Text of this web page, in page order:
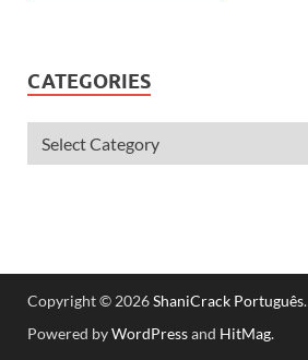
CATEGORIES
Copyright © 2026ShaniCrack Português.
Powered byWordPressand HitMag.